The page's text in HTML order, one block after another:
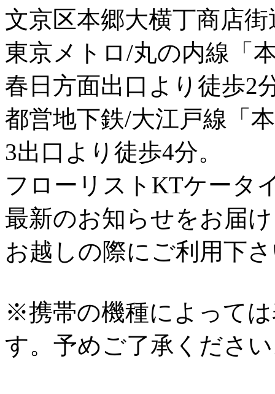
文京区本郷大横丁商店
東京メトロ/丸の内線「
春日方面出口より徒歩2
都営地下鉄/大江戸線「
3出口より徒歩4分。
フローリストKTケータ
最新のお知らせをお届
お越しの際にご利用下
※携帯の機種によって
す。予めご了承くださ